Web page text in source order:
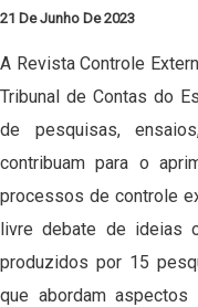
21 De Junho De 2023
A Revista Controle
Tribunal de Contas do
de pesquisas,
contribuam para o
processos de controle
livre debate de ideias
produzidos por 15
que abordam